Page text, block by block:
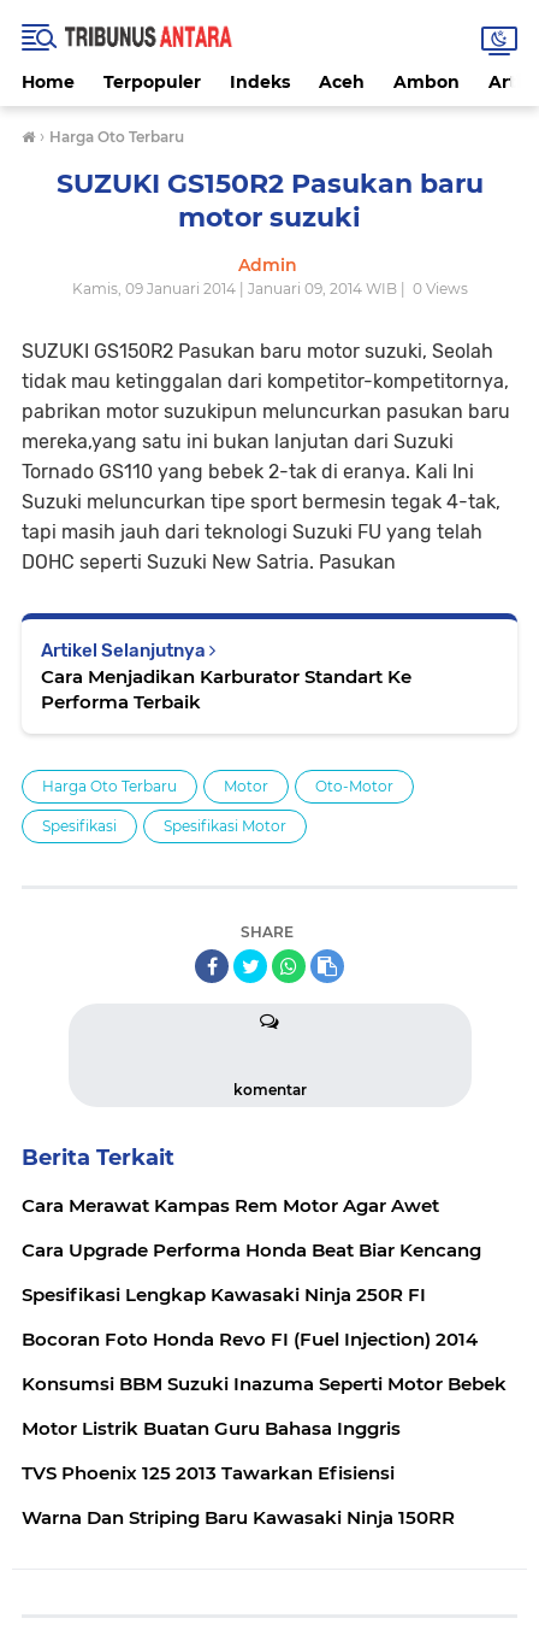
Home Terpopuler Indeks Aceh Ambon
› Harga Oto Terbaru
SUZUKI GS150R2 Pasukan baru
motor suzuki
Admin
Kamis, 09 Januari 2014 | Januari 09, 2014 WIB | 0Views
SUZUKI GS150R2 Pasukan baru motor suzuki, Seolah
tidak mau ketinggalan dari kompetitor-kompetitornya,
pabrikan motor suzukipun meluncurkan pasukan baru
mereka,yang satu ini bukan lanjutan dari Suzuki
Tornado GS110 yang bebek 2-tak di eranya. Kali Ini
Suzuki meluncurkan tipe sport bermesin tegak 4-tak,
tapi masih jauh dari teknologi Suzuki FU yang telah
DOHC seperti Suzuki New Satria. Pasukan
Artikel Selanjutnya
Cara Menjadikan Karburator Standart Ke
Performa Terbaik
Harga Oto Terbaru Motor Oto-Motor
Spesifikasi Spesifikasi Motor
SHARE
komentar
Berita Terkait
Cara Merawat Kampas Rem Motor Agar Awet
Cara Upgrade Performa Honda Beat Biar Kencang
Spesifikasi Lengkap Kawasaki Ninja 250R FI
Bocoran Foto Honda Revo FI (Fuel Injection) 2014
Konsumsi BBM Suzuki Inazuma Seperti Motor Bebek
Motor Listrik Buatan Guru Bahasa Inggris
TVS Phoenix 125 2013 Tawarkan Efisiensi
Warna Dan Striping Baru Kawasaki Ninja 150RR